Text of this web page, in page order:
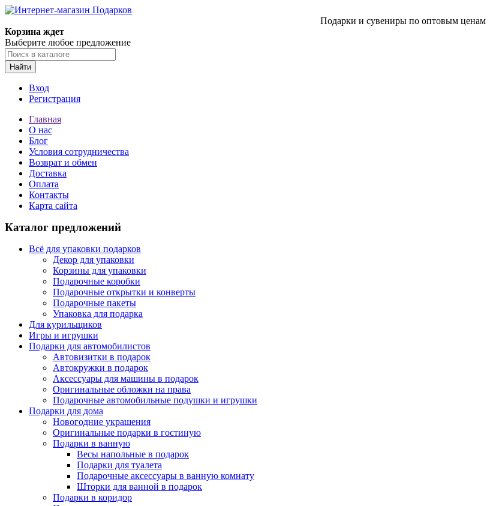
Подарки и сувениры по оптовым ценам
Корзина ждет
Выберите любое предложение
Найти
Вход
Регистрация
Главная
О нас
Блог
Условия сотрудничества
Возврат и обмен
Доставка
Оплата
Контакты
Карта сайта
Каталог предложений
Всё для упаковки подарков
Декор для упаковки
Корзины для упаковки
Подарочные коробки
Подарочные открытки и конверты
Подарочные пакеты
Упаковка для подарка
Для курильщиков
Игры и игрушки
Подарки для автомобилистов
Автовизитки в подарок
Автокружки в подарок
Аксессуары для машины в подарок
Оригинальные обложки на права
Подарочные автомобильные подушки и игрушки
Подарки для дома
Новогодние украшения
Оригинальные подарки в гостиную
Подарки в ванную
Весы напольные в подарок
Подарки для туалета
Подарочные аксессуары в ванную комнату
Шторки для ванной в подарок
Подарки в коридор